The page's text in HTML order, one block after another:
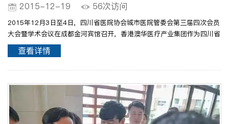
2015-12-19 56次访问
2015年12月3日至4日，四川省医院协会城市医院管委会第三届四次会员
大会暨学术会议在成都金河宾馆召开，香港澳华医疗产业集团作为四川省
医院协会城市管理委员会会员参加了此次大会。3日下午召开第三届八次
常务理事会，会上审议管委会今年工作报告和明年工作初..
查看详情